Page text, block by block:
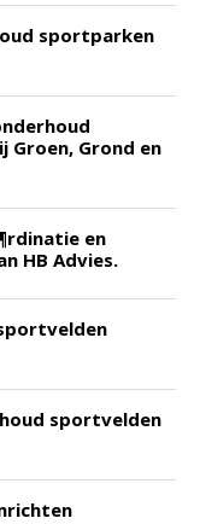
sportparken
Groen, Grond en
en
HB Advies.
sportvelden